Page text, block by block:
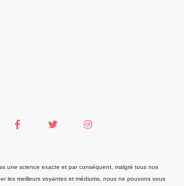
une science exacte et par conséquent, malgré tous nos
les meilleurs voyantes et médiums, nous ne pouvons vous